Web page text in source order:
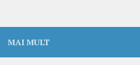
MAI MULT